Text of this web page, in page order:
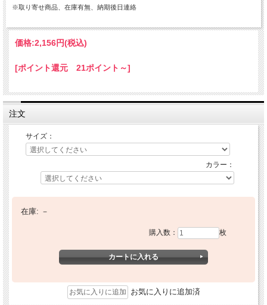
※取り寄せ商品、在庫有無、納期後日連絡
価格:2,156円(税込)
[ポイント還元 21ポイント～]
注文
サイズ：
カラー：
在庫: －
購入数： 枚
お気に入りに追加済